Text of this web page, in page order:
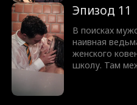
парень ослеп
предлагает
зрение, а
Но юную
ведь спать
что она
Эпизод 11
В поисках
наивная
женского
школу. Там